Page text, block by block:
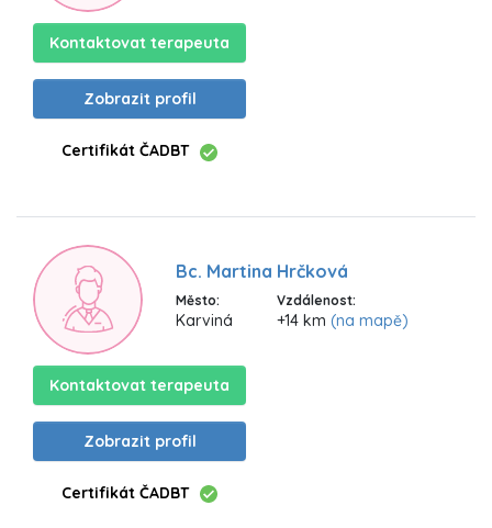
Kontaktovat terapeuta
Zobrazit profil
Certifikát ČADBT
Bc. Martina Hrčková
Město:
Karviná
Vzdálenost:
+14 km (na mapě)
Kontaktovat terapeuta
Zobrazit profil
Certifikát ČADBT